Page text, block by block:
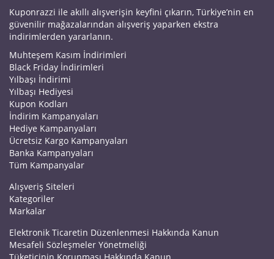
Kuponrazzi ile akıllı alışverişin keyfini çıkarın, Türkiye’nin en
güvenilir mağazalarından alışveriş yaparken ekstra
indirimlerden yararlanın.
Muhteşem Kasım İndirimleri
Black Friday İndirimleri
Yılbaşı İndirimi
Yılbaşı Hediyesi
Kupon Kodları
İndirim Kampanyaları
Hediye Kampanyaları
Ücretsiz Kargo Kampanyaları
Banka Kampanyaları
Tüm Kampanyalar
Alışveriş Siteleri
Kategoriler
Markalar
Elektronik Ticaretin Düzenlenmesi Hakkında Kanun
Mesafeli Sözleşmeler Yönetmeliği